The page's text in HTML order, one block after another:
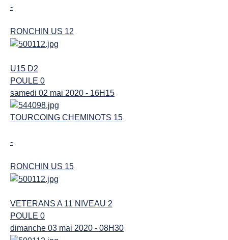
-
RONCHIN US 12
U15 D2
POULE 0
samedi 02 mai 2020 - 16H15
TOURCOING CHEMINOTS 15
-
RONCHIN US 15
VETERANS A 11 NIVEAU 2
POULE 0
dimanche 03 mai 2020 - 08H30